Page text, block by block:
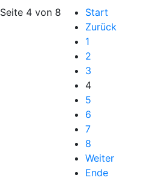
Seite 4 von 8
Start
Zurück
1
2
3
4
5
6
7
8
Weiter
Ende